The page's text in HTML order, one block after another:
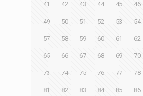
41 42 43 44 45 46
49 50 51 52 53 54
57 58 59 60 61 62
65 66 67 68 69 70
73 74 75 76 77 78
81 82 83 84 85 86